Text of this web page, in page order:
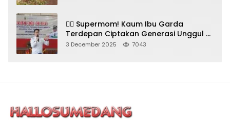
🦸‍♀️ Supermom! Kaum Ibu Garda
Terdepan Ciptakan Generasi Unggul di
Sumedang
3 December 2025 7043